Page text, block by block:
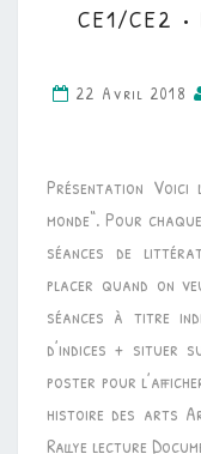
CE1/CE2 •
22 Avril 2018
Présentation
monde“. Pour
séances de
placer quand on
séances à titre
d’indices + situer
poster pour
histoire des arts
Rallye lecture